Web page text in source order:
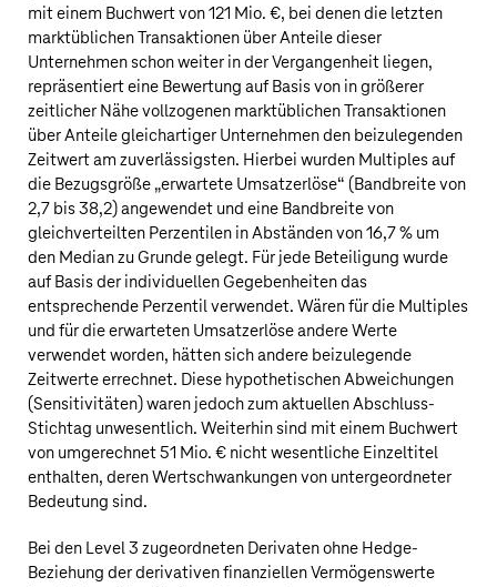
mit einem Buchwert von121 Mio. €, bei denen die letzten
marktüblichen Transaktionen über Anteile dieser
Unternehmen schon weiter in der Vergangenheit liegen,
repräsentiert eine Bewertung auf Basis von in größerer
zeitlicher Nähe vollzogenen marktüblichen Transaktionen
über Anteile gleichartiger Unternehmen den beizulegenden
Zeitwert am zuverlässigsten. Hierbei wurden Multiples auf
die Bezugsgröße „erwartete Umsatzerlöse“ (Bandbreite von
2,7 bis 38,2) angewendet und eine Bandbreite von
gleichverteilten Perzentilen in Abständen von 16,7 % um
den Median zu Grunde gelegt. Für jede Beteiligung wurde
auf Basis der individuellen Gegebenheiten das
entsprechende Perzentil verwendet. Wären für die Multiples
und für die erwarteten Umsatzerlöse andere Werte
verwendet worden, hätten sich andere beizulegende
Zeitwerte errechnet. Diese hypothetischen Abweichungen
(Sensitivitäten) waren jedoch zum aktuellen Abschluss-
Stichtag unwesentlich. Weiterhin sind mit einem Buchwert
von umgerechnet51 Mio. € nicht wesentliche Einzeltitel
enthalten, deren Wertschwankungen von untergeordneter
Bedeutung sind.
Bei den Level 3 zugeordneten Derivaten ohne Hedge-
Beziehung der derivativen finanziellen Vermögenswerte